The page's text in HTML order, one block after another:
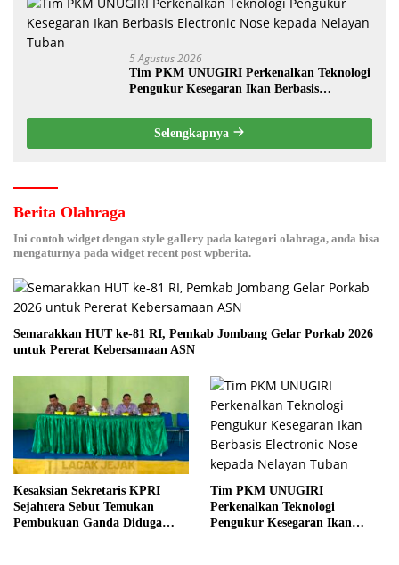
5 Agustus 2026
Tim PKM UNUGIRI Perkenalkan Teknologi
Pengukur Kesegaran Ikan Berbasis
Selengkapnya
Berita Olahraga
Ini contoh widget dengan style gallery pada kategori olahraga, anda bisa
mengaturnya pada widget recent post wpberita.
Semarakkan HUT ke-81 RI, Pemkab Jombang Gelar Porkab 2026
untuk Pererat Kebersamaan ASN
Kesaksian Sekretaris KPRI
Sejahtera Sebut Temukan
Pembukuan Ganda Diduga
Tim PKM UNUGIRI
Perkenalkan Teknologi
Pengukur Kesegaran Ikan